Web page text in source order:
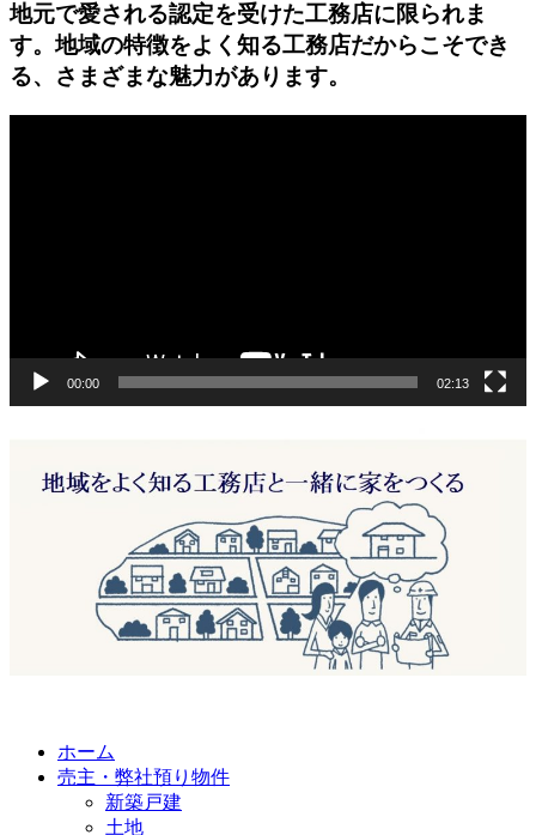
地元で愛される認定を受けた工務店に限られま
す。地域の特徴をよく知る工務店だからこそでき
る、さまざまな魅力があります。
00:00 02:13
ホーム
売主・弊社預り物件
新築戸建
土地